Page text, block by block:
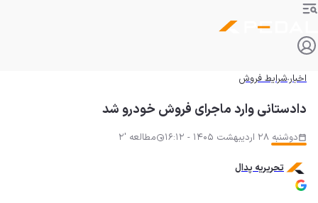
اخبارشرایط فروش
دادستانی وارد ماجرای فروش خودرو شد
دوشنبه 28 اردیبهشت 1405 - 16:12 مطالعه '2
تحریریه پدال